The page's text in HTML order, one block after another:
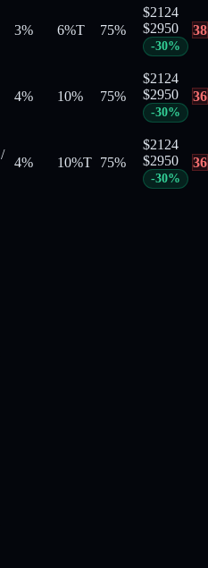
3% 6%T 75%
$2124
$2950
-30%
38
4% 10% 75%
$2124
$2950
-30%
36
/
4% 10%T 75%
$2124
$2950
-30%
36